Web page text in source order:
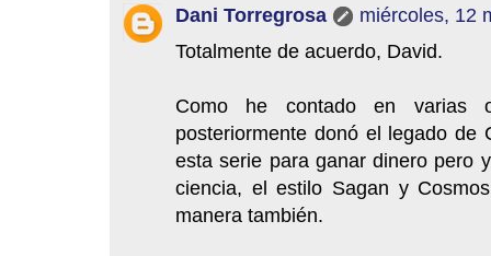
Dani Torregrosa
miércoles, 12
Totalmente de acuerdo, David.
Como he contado en varias
posteriormente donó el legado de
esta serie para ganar dinero pero
ciencia, el estilo Sagan y
manera también.